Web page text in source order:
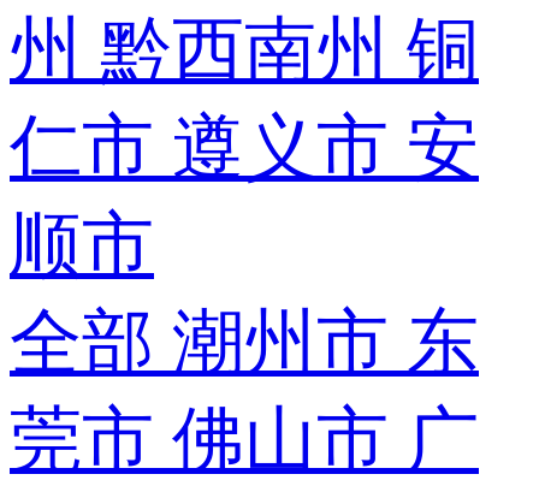
州 黔西南州 铜
仁市 遵义市 安
顺市
全部 潮州市 东
莞市 佛山市 广